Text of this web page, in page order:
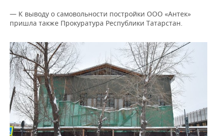
— К выводу о самовольности постройки ООО «Антек»
пришла также Прокуратура Республики Татарстан.